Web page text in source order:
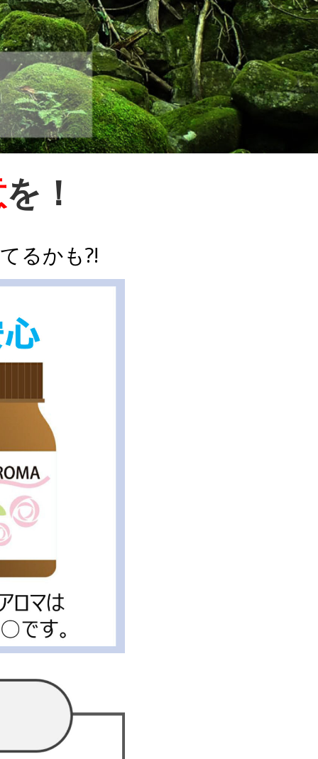
を！
るかも?!